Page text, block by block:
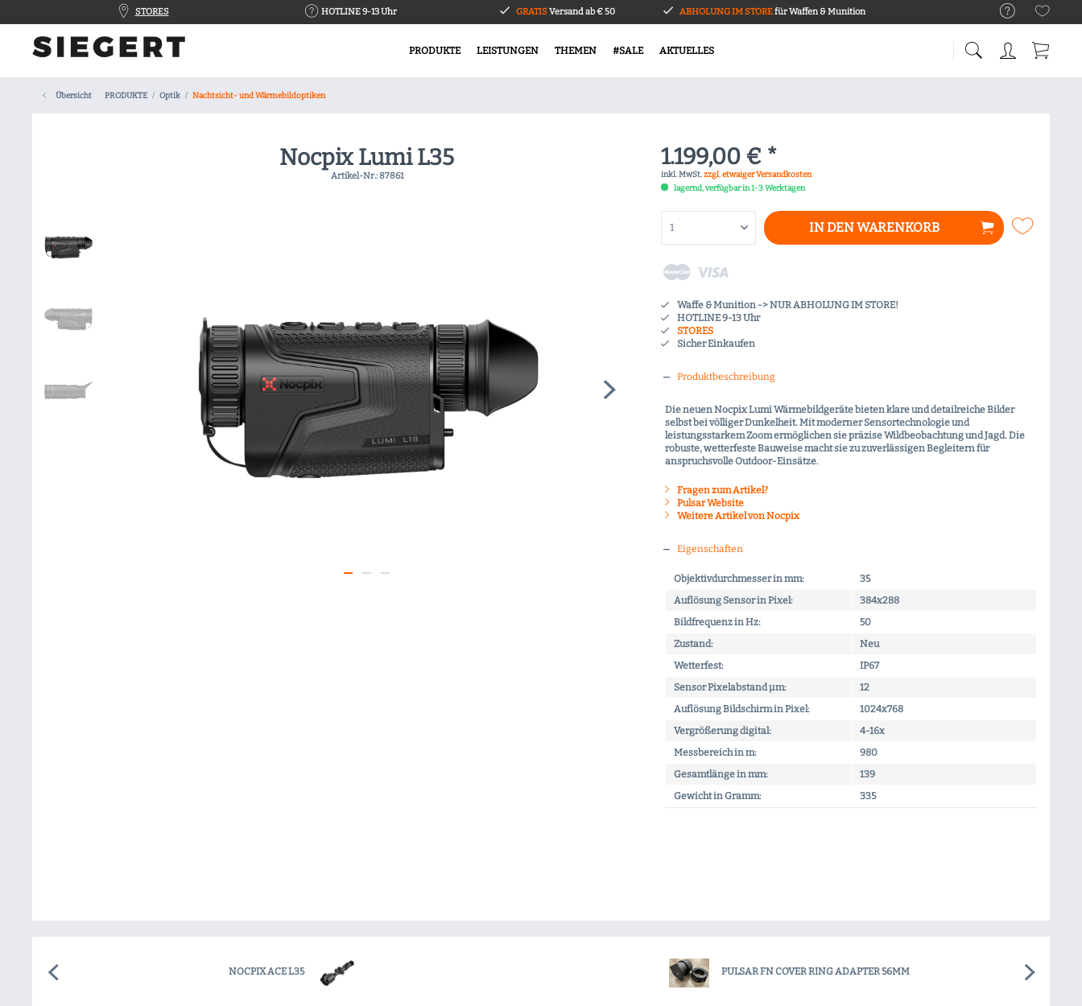
STORES HOTLINE 9-13 Uhr GRATISVersand ab € 50 ABHOLUNG IM STOREfür Waffen & Munition
PRODUKTE LEISTUNGEN THEMEN #SALE AKTUELLES
Übersicht PRODUKTE Optik Nachtsicht- und Wärmebildoptiken
Nocpix Lumi L35
Artikel-Nr.:87861
1.199,00 € *
inkl. MwSt.zzgl. etwaiger Versandkosten
lagernd, verfügbar in 1-3 Werktagen
IN DENWARENKORB
Waffe & Munition -> NUR ABHOLUNG IM STORE!
HOTLINE 9-13 Uhr
STORES
Sicher Einkaufen
Produktbeschreibung
Die neuen Nocpix Lumi Wärmebildgeräte bieten klare und detailreiche Bilder
selbst bei völliger Dunkelheit. Mit moderner Sensortechnologie und
leistungsstarkem Zoom ermöglichen sie präzise Wildbeobachtung und Jagd. Die
robuste, wetterfeste Bauweise macht sie zu zuverlässigen Begleitern für
anspruchsvolle Outdoor-Einsätze.
Fragen zum Artikel?
Pulsar Website
Weitere Artikel von Nocpix
Eigenschaften
Objektivdurchmesser in mm:
35
Auflösung Sensor in Pixel:
384x288
Bildfrequenz in Hz:
50
Zustand:
Neu
Wetterfest:
IP67
Sensor Pixelabstand µm:
12
Auflösung Bildschirm in Pixel:
1024x768
Vergrößerung digital:
4-16x
Messbereich in m:
980
Gesamtlänge in mm:
139
Gewicht in Gramm:
335
NOCPIX ACE L35 PULSAR FN COVER RING ADAPTER 56MM